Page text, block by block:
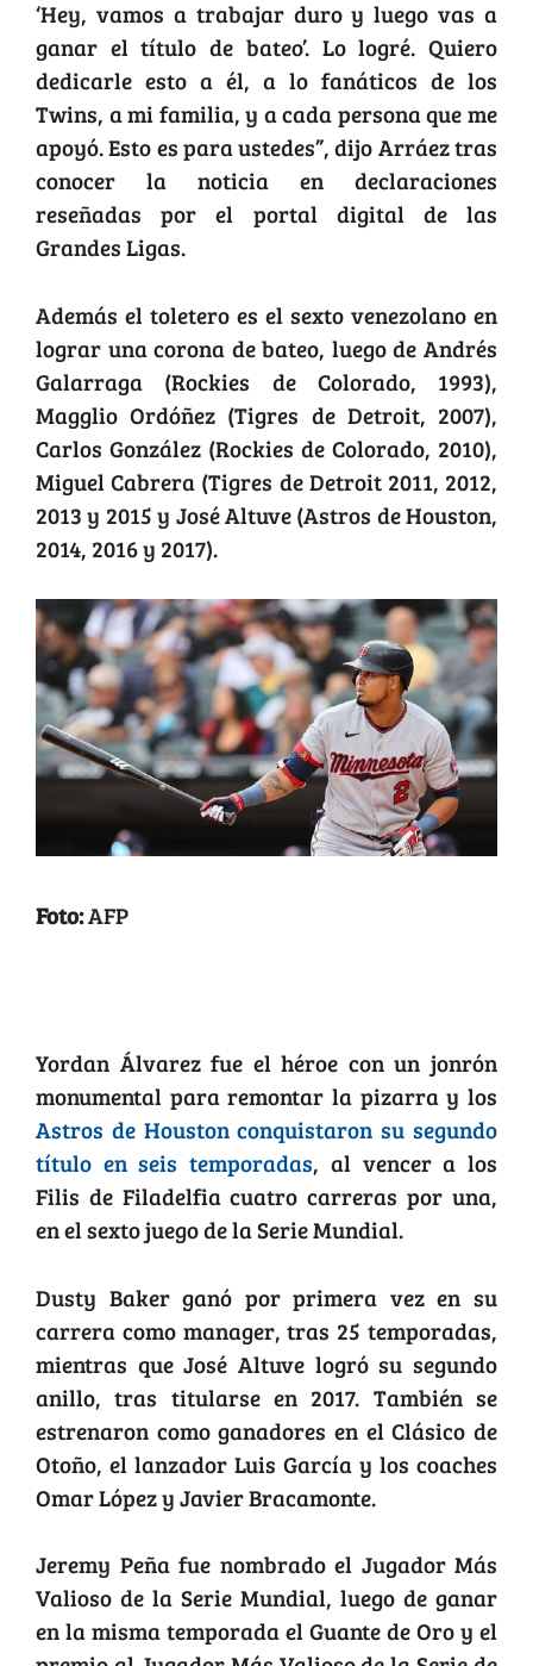
‘Hey, vamos a trabajar duro y luego vas a
ganar el título de bateo’. Lo logré. Quiero
dedicarle esto a él, a lo fanáticos de los
Twins, a mi familia, y a cada persona que me
apoyó. Esto es para ustedes”, dijo Arráez tras
conocer la noticia en declaraciones
reseñadas por el portal digital de las
Grandes Ligas.
Además el toletero es el sexto venezolano en
lograr una corona de bateo, luego de Andrés
Galarraga (Rockies de Colorado, 1993),
Magglio Ordóñez (Tigres de Detroit, 2007),
Carlos González (Rockies de Colorado, 2010),
Miguel Cabrera (Tigres de Detroit 2011, 2012,
2013 y 2015 y José Altuve (Astros de Houston,
2014, 2016 y 2017).
Foto:AFP
Yordan Álvarez fue el héroe con un jonrón
monumental para remontar la pizarra y los
Astros de Houston conquistaron su segundo
título en seis temporadas, al vencer a los
Filis de Filadelfia cuatro carreras por una,
en el sexto juego de la Serie Mundial.
Dusty Baker ganó por primera vez en su
carrera como manager, tras 25 temporadas,
mientras que José Altuve logró su segundo
anillo, tras titularse en 2017. También se
estrenaron como ganadores en el Clásico de
Otoño, el lanzador Luis García y los coaches
Omar López y Javier Bracamonte.
Jeremy Peña fue nombrado el Jugador Más
Valioso de la Serie Mundial, luego de ganar
en la misma temporada el Guante de Oro y el